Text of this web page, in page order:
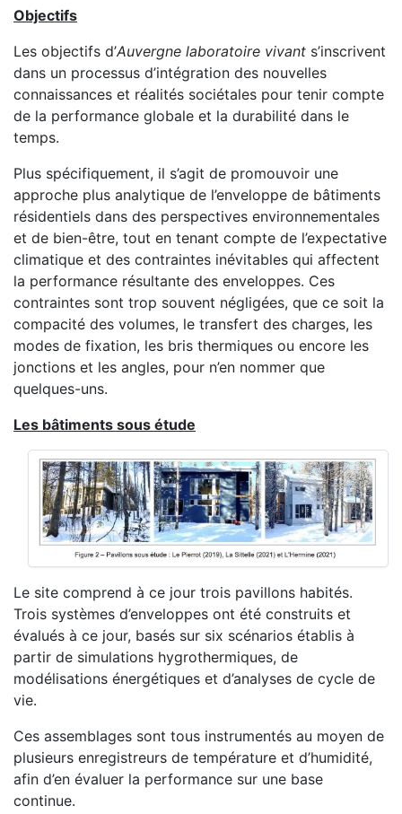
Objectifs
Les objectifs d’Auvergne laboratoire vivant s’inscrivent
dans un processus d’intégration des nouvelles
connaissances et réalités sociétales pour tenir compte
de la performance globale et la durabilité dans le
temps.
Plus spécifiquement, il s’agit de promouvoir une
approche plus analytique de l’enveloppe de bâtiments
résidentiels dans des perspectives environnementales
et de bien-être, tout en tenant compte de l’expectative
climatique et des contraintes inévitables qui affectent
la performance résultante des enveloppes. Ces
contraintes sont trop souvent négligées, que ce soit la
compacité des volumes, le transfert des charges, les
modes de fixation, les bris thermiques ou encore les
jonctions et les angles, pour n’en nommer que
quelques-uns.
Les bâtiments sous étude
Le site comprend à ce jour trois pavillons habités.
Trois systèmes d’enveloppes ont été construits et
évalués à ce jour, basés sur six scénarios établis à
partir de simulations hygrothermiques, de
modélisations énergétiques et d’analyses de cycle de
vie.
Ces assemblages sont tous instrumentés au moyen de
plusieurs enregistreurs de température et d’humidité,
afin d’en évaluer la performance sur une base
continue.